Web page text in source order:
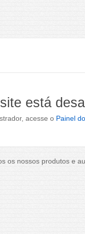
está
acesse o Painel
os nossos produtos e